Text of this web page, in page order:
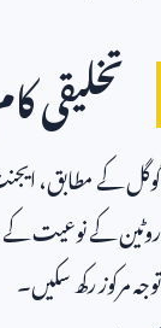
گوگل کے مطابق،
روٹین کے نوعیت کے
توجہ مرکوز رکھ سکیں۔